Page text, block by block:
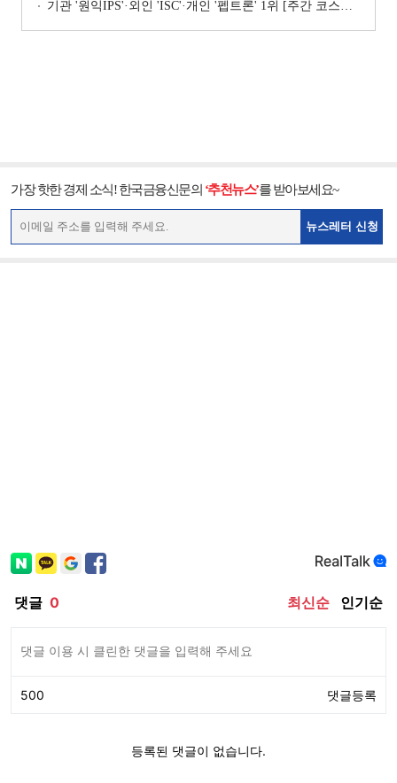
기관 '원익IPS'·외인 'ISC'·개인 '펩트론' 1위 [주간 코스닥 순매수- 2026년 7월6일~7월10일]
가장 핫한 경제 소식! 한국금융신문의 ‘추천뉴스’를 받아보세요~
뉴스레터 신청